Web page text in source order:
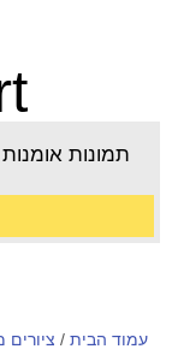
תמונות
עמוד הבית /